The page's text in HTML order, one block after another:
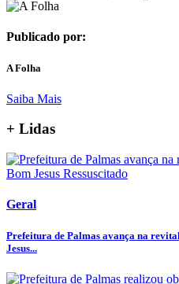
Publicado por:
A Folha
Saiba Mais
+ Lidas
Geral
Prefeitura de Palmas avança na
Jesus...